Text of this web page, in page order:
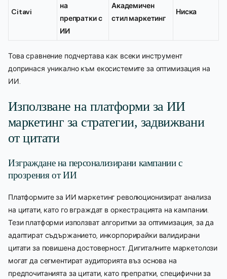
Citavi
на
препратки с
ИИ
Академичен
стил маркетинг
Ниска
Това сравнение подчертава как всеки инструмент
допринася уникално към екосистемите за оптимизация на
ИИ.
Използване на платформи за ИИ
маркетинг за стратегии, задвижвани
от цитати
Изграждане на персонализирани кампании с
прозрения от ИИ
Платформите за ИИ маркетинг революционизират анализа
на цитати, като го вграждат в оркестрацията на кампании.
Тези платформи използват алгоритми за оптимизация, за да
адаптират съдържанието, инкорпорирайки валидирани
цитати за повишена достоверност. Дигиталните маркетолози
могат да сегментират аудиторията въз основа на
предпочитанията за цитати, като препратки, специфични за